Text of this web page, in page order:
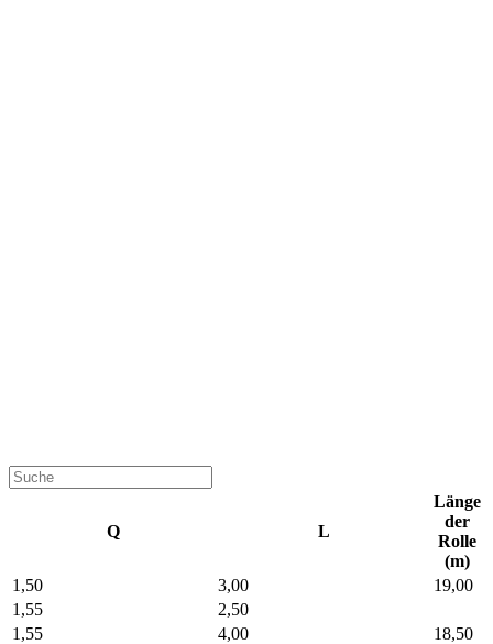
Q L
Länge
der
Rolle
(m)
1,50
3,00
19,00
1,55
2,50
1,55
4,00
18,50